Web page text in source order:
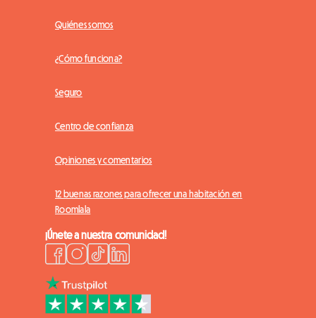
Quiénes somos
¿Cómo funciona?
Seguro
Centro de confianza
Opiniones y comentarios
12 buenas razones para ofrecer una habitación en
Roomlala
¡Únete a nuestra comunidad!